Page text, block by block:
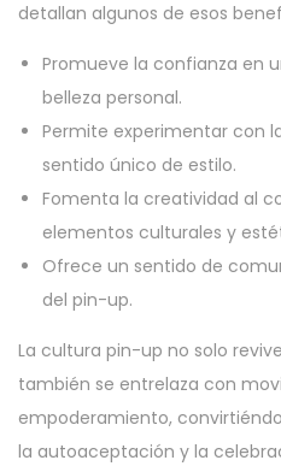
detallan algunos de esos
Promueve la confianza en
belleza personal.
Permite experimentar con
sentido único de estilo.
Fomenta la creatividad al
elementos culturales y
Ofrece un sentido de
del pin-up.
La cultura pin-up no solo
también se entrelaza con
empoderamiento,
la autoaceptación y la